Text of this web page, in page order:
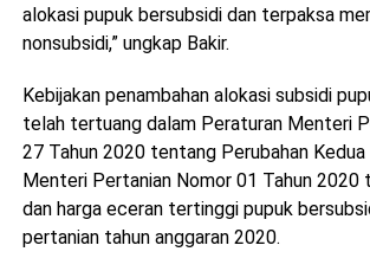
alokasi pupuk bersubsidi dan terpaksa
nonsubsidi,” ungkap Bakir.
Kebijakan penambahan alokasi subsidi
telah tertuang dalam Peraturan Menteri
27 Tahun 2020 tentang Perubahan
Menteri Pertanian Nomor 01 Tahun 2020
dan harga eceran tertinggi pupuk
pertanian tahun anggaran 2020.